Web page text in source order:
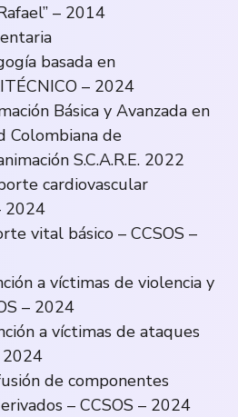
– 2014
basada en
– 2024
Básica y Avanzada en
Colombiana de
S.C.A.R.E. 2022
cardiovascular
2024
vital básico – CCSOS –
a víctimas de violencia y
– 2024
a víctimas de ataques
2024
de componentes
– CCSOS – 2024